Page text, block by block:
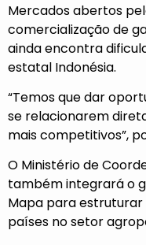
Mercados abertos
comercialização de
ainda encontra
estatal Indonésia.
“Temos que dar
se relacionarem
mais competitivos”,
O Ministério de
também integrará o
Mapa para
países no setor